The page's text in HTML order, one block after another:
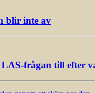
blir inte av
frågan till efter